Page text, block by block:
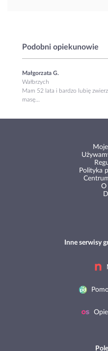
Podobni opiekunowie
Małgorzata G.
Wałbrzych
Mam 52 lata i bardzo lubię
masę...
Polityka
O
Inne serwisy